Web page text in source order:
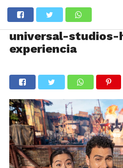
universal-
experiencia